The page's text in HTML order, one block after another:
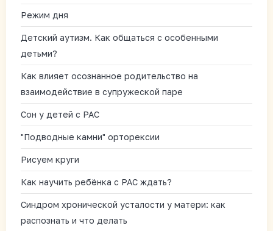
Режим дня
Детский аутизм. Как общаться с особенными
детьми?
Как влияет осознанное родительство на
взаимодействие в супружеской паре
Сон у детей с РАС
"Подводные камни" орторексии
Рисуем круги
Как научить ребёнка с РАС ждать?
Синдром хронической усталости у матери: как
распознать и что делать